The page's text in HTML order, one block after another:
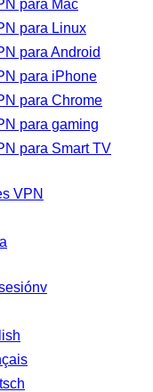
para Mac
para Linux
para Android
para iPhone
para Chrome
para gaming
para Smart TV
VPN